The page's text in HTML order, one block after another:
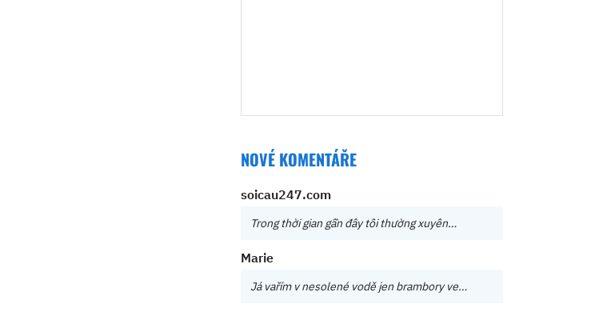
NOVÉ KOMENTÁŘE
soicau247.com
Trong thời gian gần đây tôi thường xuyên…
Marie
Já vařím v nesolené vodě jen brambory ve…